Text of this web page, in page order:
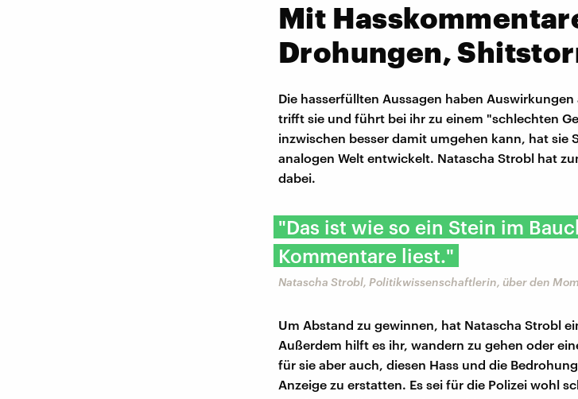
Mit
Drohungen,
Die hasserfüllten Aussagen haben
trifft sie und führt bei ihr zu einem "schlechten
inzwischen besser damit umgehen kann, hat sie
analogen Welt entwickelt. Natascha Strobl hat
dabei.
"Das ist wie so ein Stein im
Kommentare liest."
Natascha Strobl, Politikwissenschaftlerin, über den
Um Abstand zu gewinnen, hat Natascha Strobl
Außerdem hilft es ihr, wandern zu gehen oder
für sie aber auch, diesen Hass und die
Anzeige zu erstatten. Es sei für die Polizei wohl